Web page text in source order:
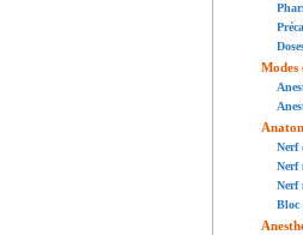
Modes
Nerf
Nerf
Nerf
Bloc